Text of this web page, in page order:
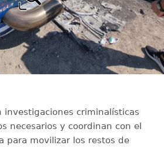
investigaciones criminalísticas
necesarios y coordinan con el
para movilizar los restos de